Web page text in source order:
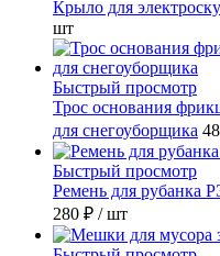
Крыло для
шт
Быстрый просмотр
Трос основания
для снегоуборщика
Быстрый просмотр
Ремень для рубанка
280 ₽ / шт